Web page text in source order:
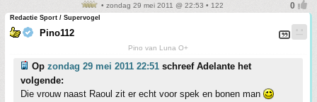
• zondag 29 mei 2011 @ 22:53 • 122
Redactie Sport / Supervogel
Pino112
Pino van Luna O+
Op zondag 29 mei 2011 22:51 schreef Adelante het
volgende:
Die vrouw naast Raoul zit er echt voor spek en bonen man